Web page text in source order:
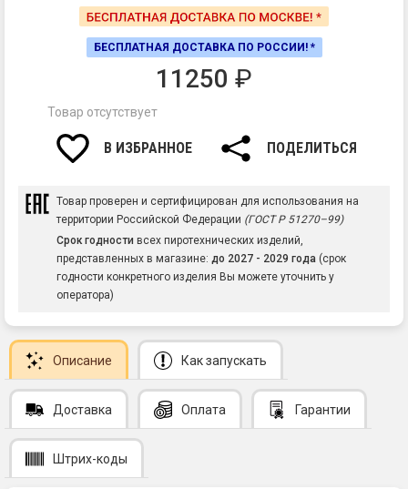
БЕСПЛАТНАЯ ДОСТАВКА ПО РОССИИ! *
11250 ₽
Товар отсутствует
В ИЗБРАННОЕ ПОДЕЛИТЬСЯ
Товар проверен и сертифицирован для использования на
территории Российской Федерации (ГОСТ Р 51270–99)
Срок годности всех пиротехнических изделий,
представленных в магазине: до 2027 - 2029 года (срок
годности конкретного изделия Вы можете уточнить у
оператора)
Описание Как запускать
Доставка Оплата Гарантии
Штрих-коды